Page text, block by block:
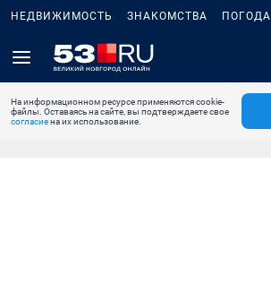
НЕДВИЖИМОСТЬ ЗНАКОМСТВА ПОГОДА
На информационном ресурсе применяются cookie-
файлы. Оставаясь на сайте, вы подтверждаете свое
согласиена их использование.